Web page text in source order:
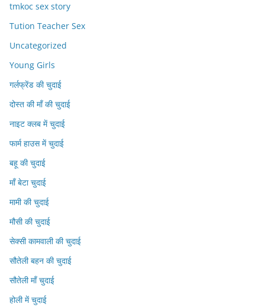
tmkoc sex story
Tution Teacher Sex
Uncategorized
Young Girls
गर्लफ्रेंड की चुदाई
दोस्त की माँ की चुदाई
नाइट क्लब में चुदाई
फार्म हाउस में चुदाई
बहू की चुदाई
माँ बेटा चुदाई
मामी की चुदाई
मौसी की चुदाई
सेक्सी कामवाली की चुदाई
सौतेली बहन की चुदाई
सौतेली माँ चुदाई
होली में चुदाई